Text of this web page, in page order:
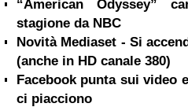
“American Odyssey”
stagione da NBC
Novità Mediaset - Si
(anche in HD canale 380)
Facebook punta sui video
ci piacciono